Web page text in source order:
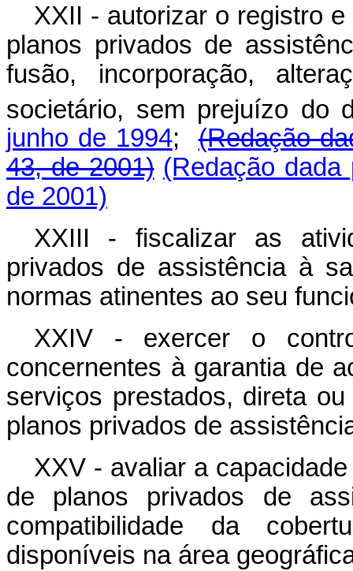
XXII - autorizar o registro
planos privados de
fusão, incorporação,
societário, sem prejuízo do
junho de 1994;(Redação
43, de 2001) (Redação dada
de 2001)
XXIII - fiscalizar as
privados de assistência à
normas atinentes ao seu
XXIV - exercer o
concernentes à garantia de
serviços prestados, direta
planos privados de
XXV - avaliar a
de planos privados de
compatibilidade da
disponíveis na área